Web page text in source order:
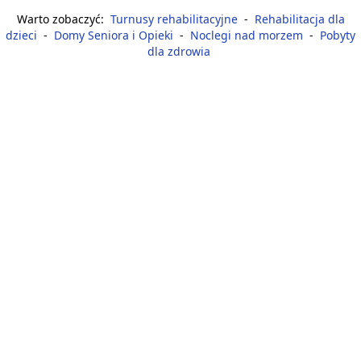
Warto zobaczyć: Turnusy rehabilitacyjne - Rehabilitacja dla
dzieci - Domy Seniora i Opieki - Noclegi nad morzem - Pobyty
dla zdrowia